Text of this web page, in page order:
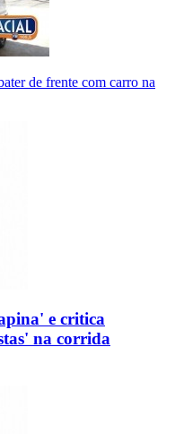
de frente com carro na
e critica
na corrida